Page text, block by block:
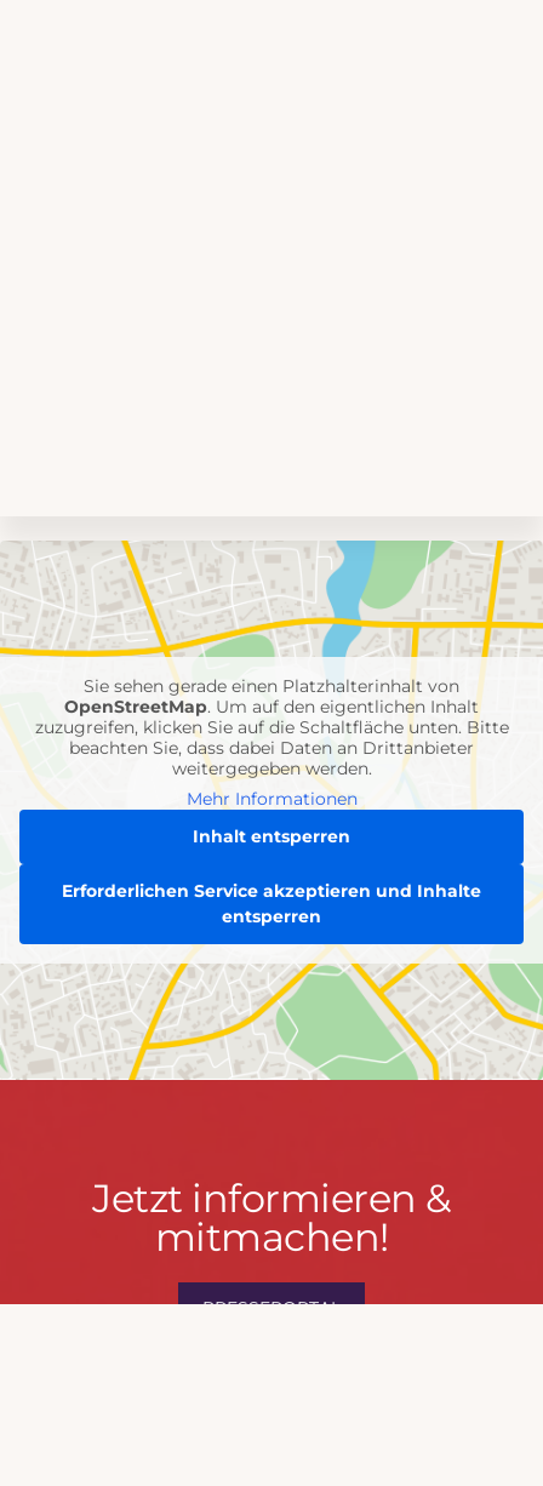
Umgebungskarte
mit
Feuerwehr-
Einheiten
Sie sehen gerade einen Platzhalterinhalt von
OpenStreetMap. Um auf den eigentlichen Inhalt
zuzugreifen, klicken Sie auf die Schaltfläche unten. Bitte
beachten Sie, dass dabei Daten an Drittanbieter
weitergegeben werden.
Mehr Informationen
Inhalt entsperren
Erforderlichen Service akzeptieren und Inhalte
entsperren
Jetzt
informieren
mitmachen!
Jetzt informieren &
mitmachen!
PRESSEPORTAL